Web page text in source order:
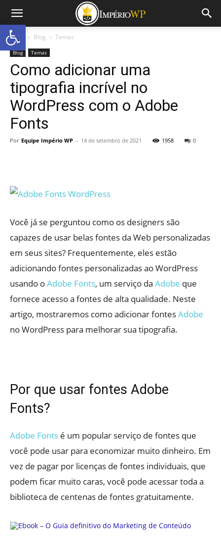
Início Blog Temas
Blog Temas
Como adicionar uma
tipografia incrível no
WordPress com o Adobe
Fonts
Por Equipe Império WP - 14 de setembro de 2021 1958 0
Você já se perguntou como os designers são
capazes de usar belas fontes da Web personalizadas
em seus sites? Frequentemente, eles estão
adicionando fontes personalizadas ao WordPress
usando oAdobe Fonts, um serviço da Adobe que
fornece acesso a fontes de alta qualidade. Neste
artigo, mostraremos como adicionar fontesAdobe
no WordPress para melhorar sua tipografia.
Por que usar fontes Adobe
Fonts?
Adobe Fonts é um popular serviço de fontes que
você pode usar para economizar muito dinheiro. Em
vez de pagar por licenças de fontes individuais, que
podem ficar muito caras, você pode acessar toda a
biblioteca de centenas de fontes gratuitamente.
Abrir a barra de ferramentas